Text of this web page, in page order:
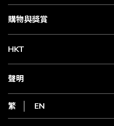
媒體中心
會籍及專屬禮遇
賺取積分
購物與獎賞
物流與配送
Club Shopping 商品領取站
常見問題
HKT
csl.
1010
HKT
聲明
私隱聲明
使用條款
條款及細則
繁 EN